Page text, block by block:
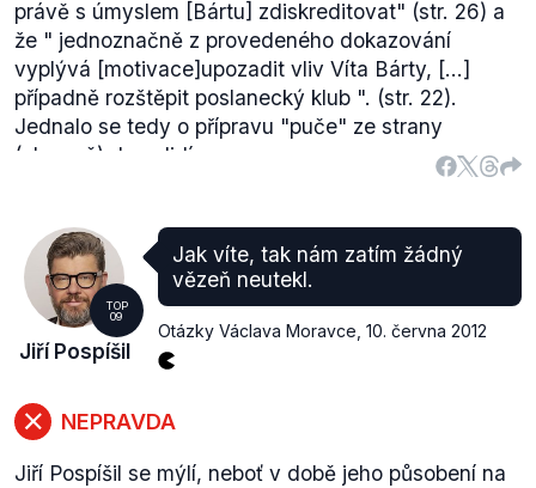
právě s úmyslem [Bártu] zdiskreditovat" (str. 26) a
že " jednoznačně z provedeného dokazování
vyplývá [motivace]upozadit vliv Víta Bárty, [...]
případně rozštěpit poslanecký klub ". (str. 22).
Jednalo se tedy o přípravu "puče" ze strany
(alespoň) dvou lidí.
soudem za podvod odsouzen a u Kočí soud
spontánně vyjádřil podezření, že se podvodu
dopustila (str. 23). Že šlo o podvod i na straně Věci
veřejné, je zjevné z toho, že diskreditace Víta Bárty
měla poškodit jeho pozici ve stranickém vedení.
členové klubu. Peake má tedy pravdu, soud tuto
verzi událostí "potvrdil" (přiklonil se k ní).
TOP
09
Jiří Pospíšil
Jak víte, tak nám zatím žádný
vězeň neutekl.
Otázky Václava Moravce 10. června 2012
NEPRAVDA
Jiří Pospíšil se mýlí, neboť v době jeho působení na